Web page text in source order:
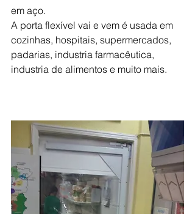
em aço.
A porta flexível vai e vem é usada em
cozinhas, hospitais, supermercados,
padarias, industria farmacêutica,
industria de alimentos e muito mais.